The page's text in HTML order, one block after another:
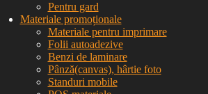
Pentru gard
Materiale promoționale
Materiale pentru imprimare
Folii autoadezive
Benzi de laminare
Pânză(canvas), hârtie foto
Standuri mobile